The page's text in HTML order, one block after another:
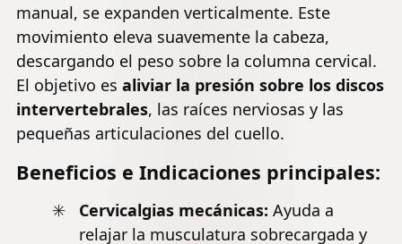
manual, se expanden verticalmente. Este
movimiento eleva suavemente la cabeza,
descargando el peso sobre la columna cervical.
El objetivo es aliviar la presión sobre los discos
intervertebrales, las raíces nerviosas y las
pequeñas articulaciones del cuello.
Beneficios e Indicaciones principales:
Cervicalgias mecánicas: Ayuda a
relajar la musculatura sobrecargada y